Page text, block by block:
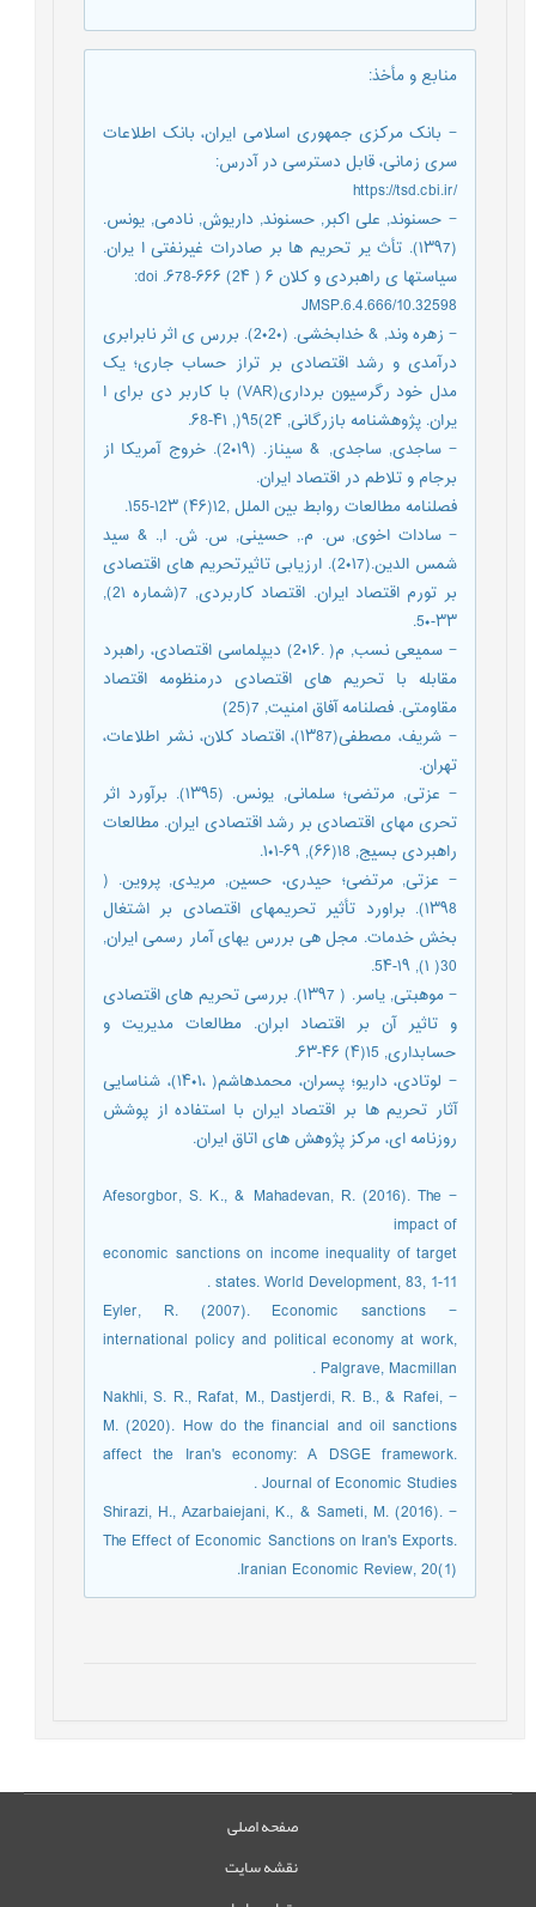
منابع و مأخذ:
− بانک مرکزی جمهوری اسلامی ایران، بانک اطلاعات
سری زمانی، قابل دسترسی در آدرس:
− حسنوند, علی اکبر, حسنوند, داریوش, نادمی, یونس.
(۱۳۹7). تأث یر تحریم ها بر صادرات غیرنفتی ا یران.
سیاستها ی راهبردی و کلان ۶ ( 2۴) ۶۶۶-۶78. doi:
10.32598/JMSP.6.4.666
− زهره وند, & خدابخشی. (2۰2۰). بررس ی اثر نابرابری
درآمدی و رشد اقتصادی بر تراز حساب جاری؛ یک
مدل خود رگرسیون برداری(VAR) با کاربر دی برای ا
یران. پژوهشنامه بازرگانی, 2۴)۹5(, ۴۱-۶8.
− ساجدی, ساجدی, & سیناز. (2۰۱۹). خروج آمریکا از
برجام و تلاطم در اقتصاد ایران.
فصلنامه مطالعات روابط بین الملل ,۱2(۴۶) ۱2۳-۱55.
− سادات اخوی, س. م., حسینی, س. ش. ا,. & سید
شمس الدین.(2۰۱7). ارزیابی تاثیرتحریم های اقتصادی
بر تورم اقتصاد ایران. اقتصاد کاربردی, 7(شماره 2۱),
۳۳-5۰.
− سمیعی نسب, م( .2۰۱۶) دیپلماسی اقتصادی، راهبرد
مقابله با تحریم های اقتصادی درمنظومه اقتصاد
مقاومتی. فصلنامه آفاق امنیت, 7(25)
− شریف، مصطفی(۱۳87)، اقتصاد کلان، نشر اطلاعات،
تهران.
− عزتی, مرتضی؛ سلمانی, یونس. (۱۳۹5). برآورد اثر
تحری مهای اقتصادی بر رشد اقتصادی ایران. مطالعات
راهبردی بسیج, ۱8(۶۶), ۶۹-۱۰۱.
− عزتی, مرتضی؛ حیدری، حسین, مریدی, پروین. (
۱۳۹8). براورد تأثیر تحریمهای اقتصادی بر اشتغال
بخش خدمات. مجل هی بررس یهای آمار رسمی ایران,
30( ۱), ۱۹-5۴.
− موهبتی, یاسر. ( ۱۳۹7). بررسی تحریم های اقتصادی
و تاثیر آن بر اقتصاد ابران. مطالعات مدیریت و
حسابداری, ۱5(۴) ۴۶-۶۳.
− لوتادی، داریو؛ پسران، محمدهاشم( ،۱۴۰۱)، شناسایی
آثار تحریم ها بر اقتصاد ایران با استفاده از پوشش
روزنامه ای، مرکز پژوهش های اتاق ایران.
− Afesorgbor, S. K., & Mahadevan, R. (2016). The
impact of
economic sanctions on income inequality of target
states. World Development, 83, 1-11 .
− Eyler, R. (2007). Economic sanctions
international policy and political economy at work,
Palgrave, Macmillan .
− Nakhli, S. R., Rafat, M., Dastjerdi, R. B., & Rafei,
M. (2020). How do the financial and oil sanctions
affect the Iran's economy: A DSGE framework.
Journal of Economic Studies .
− Shirazi, H., Azarbaiejani, K., & Sameti, M. (2016).
The Effect of Economic Sanctions on Iran's Exports.
Iranian Economic Review, 20(1).
صفحه اصلی
نقشه سایت